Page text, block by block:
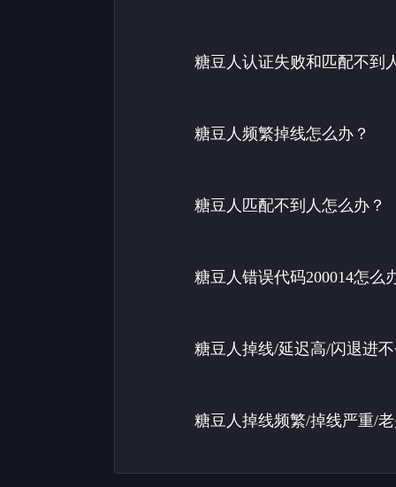
糖豆人认证失败和匹配不到
糖豆人频繁掉线怎么办？
糖豆人匹配不到人怎么办？
糖豆人错误代码200014怎么
糖豆人掉线/延迟高/闪退进
糖豆人掉线频繁/掉线严重/